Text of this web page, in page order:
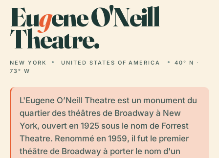
Eugene O'Neill
Theatre.
NEW YORK UNITED STATES OF AMERICA
40° N ·
73° W
L'Eugene O’Neill Theatre est un monument du
quartier des théâtres de Broadway à New
York, ouvert en 1925 sous le nom de Forrest
Theatre. Renommé en 1959, il fut le premier
théâtre de Broadway à porter le nom d'un